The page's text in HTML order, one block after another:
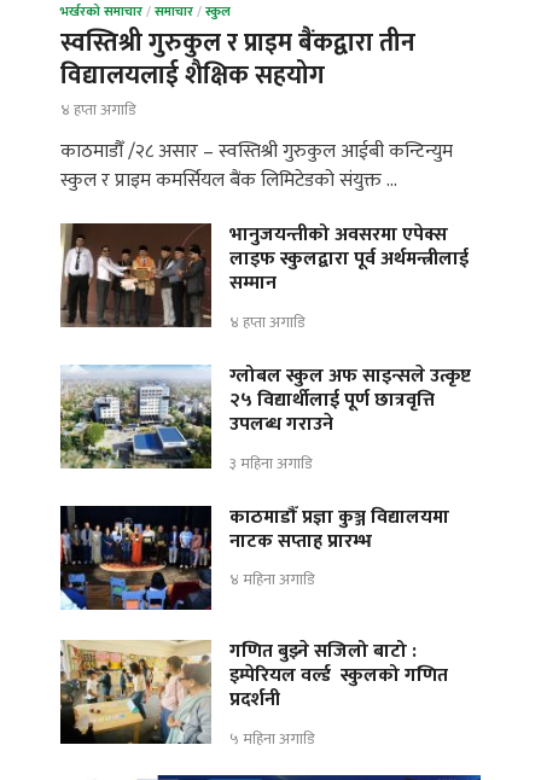
भर्खरको समाचार/समाचार/स्कुल
स्वस्तिश्री गुरुकुल र प्राइम बैंकद्वारा तीन
विद्यालयलाई शैक्षिक सहयोग
४ हप्ता अगाडि
काठमाडौँ /२८ असार – स्वस्तिश्री गुरुकुल आईबी कन्टिन्युम
स्कुल र प्राइम कमर्सियल बैंक लिमिटेडको संयुक्त …
भानुजयन्तीको अवसरमा एपेक्स
लाइफ स्कुलद्वारा पूर्व अर्थमन्त्रीलाई
सम्मान
४ हप्ता अगाडि
ग्लोबल स्कुल अफ साइन्सले उत्कृष्ट
२५ विद्यार्थीलाई पूर्ण छात्रवृत्ति
उपलब्ध गराउने
३ महिना अगाडि
काठमाडौँ प्रज्ञा कुञ्ज विद्यालयमा
नाटक सप्ताह प्रारम्भ
४ महिना अगाडि
गणित बुझ्ने सजिलो बाटो :
इम्पेरियल वर्ल्ड स्कुलको गणित
प्रदर्शनी
५ महिना अगाडि